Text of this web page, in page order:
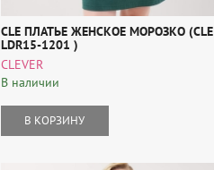
CLE ПЛАТЬЕ ЖЕНСКОЕ МОРОЗКО (CLE
LDR15-1201 )
CLEVER
В наличии
В КОРЗИНУ